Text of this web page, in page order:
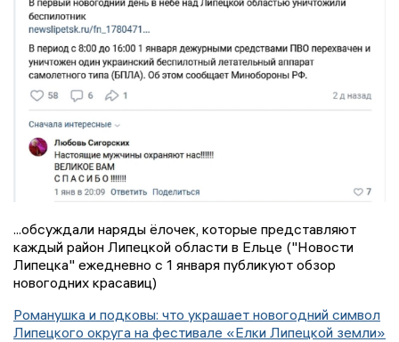
...обсуждали наряды ёлочек, которые представляют
каждый район Липецкой области в Ельце ("Новости
Липецка" ежедневно с 1 января публикуют обзор
новогодних красавиц)
Романушка и подковы: что украшает новогодний символ
Липецкого округа на фестивале «Елки Липецкой земли»